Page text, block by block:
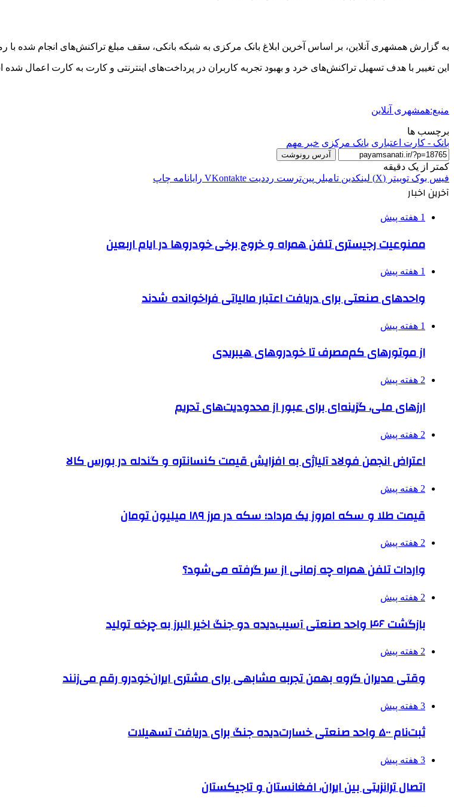
به گزارش همشهری آنلاین، بر اساس آخرین ابلاغ بانک مرکزی به شبکه بانکی، سقف مبلغ تراکنش‌های انجام شده با
این تغییر با هدف تسهیل تراکنش‌های خرد و بهبود تجربه کاربران در پرداخت‌های اینترنتی و کارت به کارت اعمال
منبع:همشهری آنلاین
برچسب ها
بانک - کارت اعتباری بانک مرکزی خبر مهم
آدرس رونوشت
کمتر از یک دقیقه
فیس بوک توییتر (X) لینکدین ‫تامبلر ‫پین‌ترست ‫رددیت ‫VKontakte رایانامه چاپ
آخرین اخبار
1 هفته پیش
ممنوعیت رجیستری تلفن همراه و خروج برخی خودروها در ایام اربعین
1 هفته پیش
واحدهای صنعتی برای دریافت اعتبار مالیاتی فراخوانده شدند
1 هفته پیش
از موتورهای کم‌مصرف تا خودروهای هیبریدی
2 هفته پیش
ارزهای ملی، گزینه‌ای برای عبور از محدودیت‌های تحریم
2 هفته پیش
اعتراض انجمن فولاد آلیاژی به افزایش قیمت کنسانتره و گندله در بورس کالا
2 هفته پیش
قیمت طلا و سکه امروز یک مرداد؛ سکه در مرز ۱۸۹ میلیون تومان
2 هفته پیش
واردات تلفن همراه چه زمانی از سر گرفته می‌شود؟
2 هفته پیش
بازگشت ۴۶ واحد صنعتی آسیب‌دیده دو جنگ اخیر البرز به چرخه تولید
2 هفته پیش
وقتی مدیران گروه بهمن تجربه مشابهی برای مشتری ایران‌خودرو رقم می‌زنند
3 هفته پیش
ثبت‌نام ۵۰۰ واحد صنعتی خسارت‌دیده جنگ برای دریافت تسهیلات
3 هفته پیش
اتصال ترانزیتی بین ایران، افغانستان و تاجیکستان